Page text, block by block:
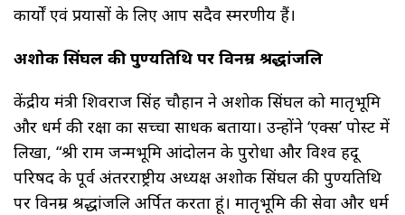
कार्यों एवं प्रयासों के लिए आप सदैव स्मरणीय हैं।
अशोक सिंघल की पुण्यतिथि पर विनम्र श्रद्धांजलि
केंद्रीय मंत्री शिवराज सिंह चौहान ने अशोक सिंघल को मातृभूमि
और धर्म की रक्षा का सच्चा साधक बताया। उन्होंने ‘एक्स’ पोस्ट में
लिखा, “श्री राम जन्मभूमि आंदोलन के पुरोधा और विश्व हिंदू
परिषद के पूर्व अंतरराष्ट्रीय अध्यक्ष अशोक सिंघल की पुण्यतिथि
पर विनम्र श्रद्धांजलि अर्पित करता हूं। मातृभूमि की सेवा और धर्म